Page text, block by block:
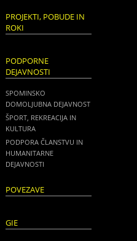
PROJEKTI, POBUDE IN
ROKI
PODPORNE
DEJAVNOSTI
SPOMINSKO
DOMOLJUBNA DEJAVNOST
ŠPORT, REKREACIJA IN
KULTURA
PODPORA ČLANSTVU IN
HUMANITARNE
DEJAVNOSTI
POVEZAVE
GIE